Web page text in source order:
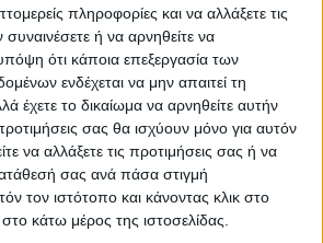
πληροφορίες και να αλλάξετε τις
ή να αρνηθείτε να
ότι κάποια επεξεργασία των
ενδέχεται να μην απαιτεί τη
έχετε το δικαίωμα να αρνηθείτε αυτήν
σας θα ισχύουν μόνο για αυτόν
να αλλάξετε τις προτιμήσεις σας ή να
σας ανά πάσα στιγμή
τον ιστότοπο και κάνοντας κλικ στο
κάτω μέρος της ιστοσελίδας.